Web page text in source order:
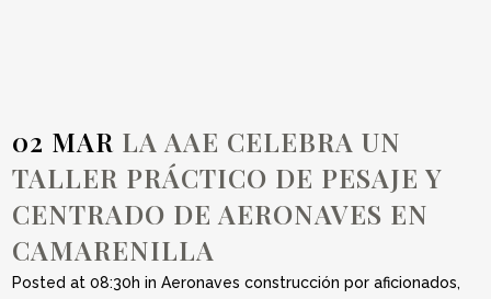
02 MAR LA AAE CELEBRA UN
TALLER PRÁCTICO DE PESAJE Y
CENTRADO DE AERONAVES EN
CAMARENILLA
Posted at 08:30h inAeronaves construcción por aficionados,